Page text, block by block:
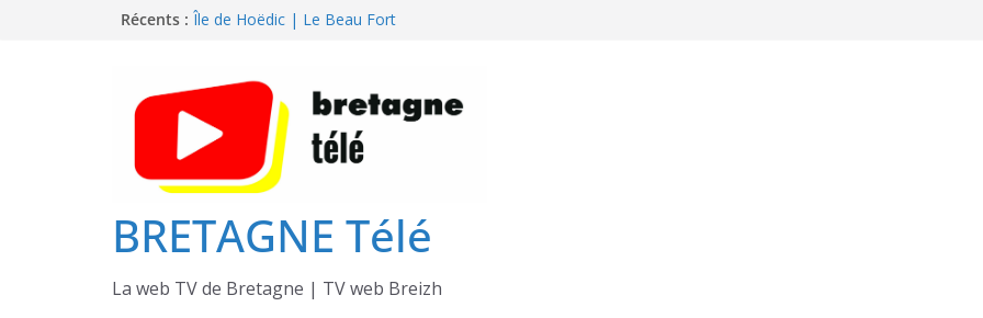
Récents : Île de Hoëdic | Dimanche le Jour du Zodiac
Île de Hoëdic | Le Sémaphore ouvert au Public
Île de Hoëdic | Sensations Fortes en Open Skiff
BRETAGNE Télé
La web TV de Bretagne | TV web Breizh